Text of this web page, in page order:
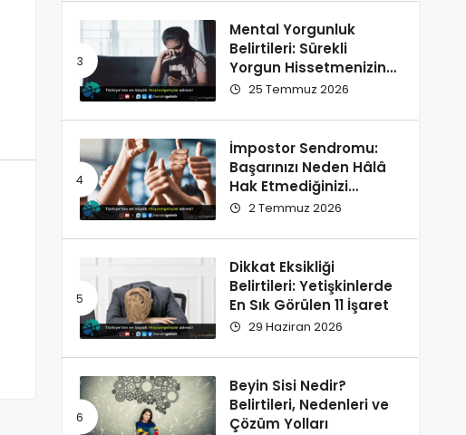
Mental Yorgunluk
Belirtileri: Sürekli
Yorgun Hissetmenizin
12 Olası Nedeni
25 Temmuz 2026
İmpostor Sendromu:
Başarınızı Neden Hâlâ
Hak Etmediğinizi
Düşünüyorsunuz?
2 Temmuz 2026
Dikkat Eksikliği
Belirtileri: Yetişkinlerde
En Sık Görülen 11 İşaret
29 Haziran 2026
Beyin Sisi Nedir?
Belirtileri, Nedenleri ve
Çözüm Yolları